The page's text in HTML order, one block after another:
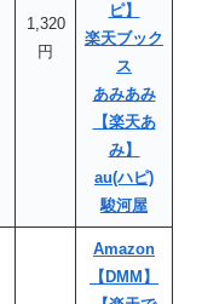
1,320
円
ピ】
楽天ブック
ス
あみあみ
【楽天あ
み】
au(ハピ)
駿河屋
Amazon
【DMM】